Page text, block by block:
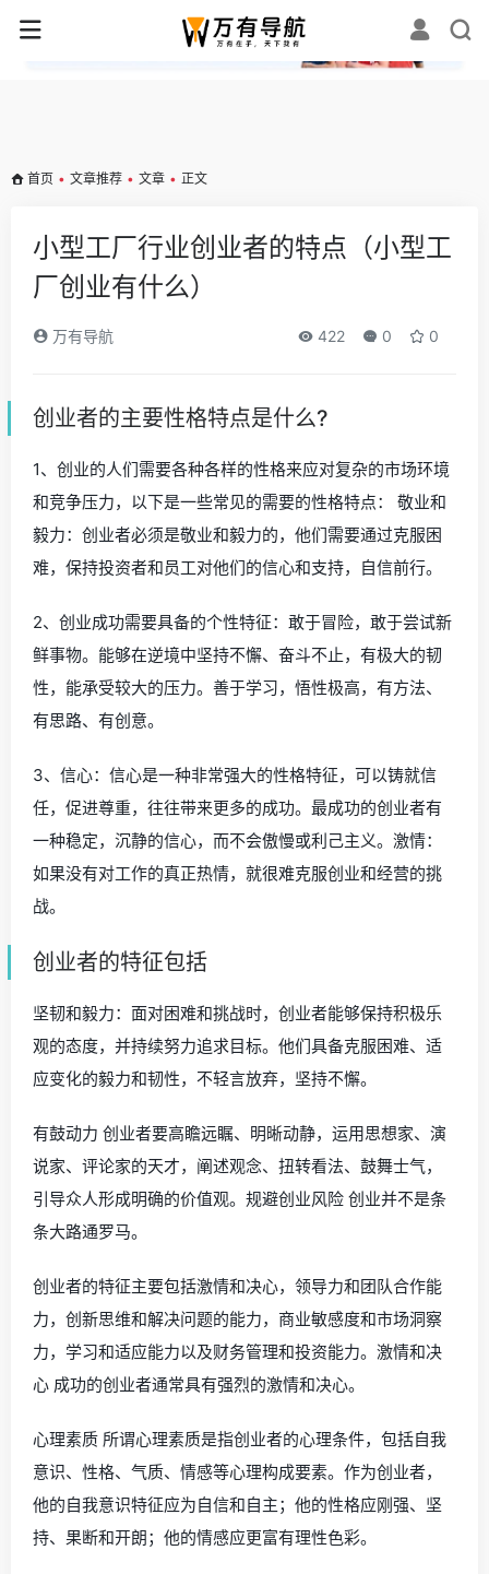
✕
首页 • 文章推荐 • 文章 • 正文
小型工厂行业创业者的特点（小型工
厂创业有什么）
万有导航 422 0 0
创业者的主要性格特点是什么?
1、创业的人们需要各种各样的性格来应对复杂的市场环境
和竞争压力，以下是一些常见的需要的性格特点： 敬业和
毅力：创业者必须是敬业和毅力的，他们需要通过克服困
难，保持投资者和员工对他们的信心和支持，自信前行。
2、创业成功需要具备的个性特征：敢于冒险，敢于尝试新
鲜事物。能够在逆境中坚持不懈、奋斗不止，有极大的韧
性，能承受较大的压力。善于学习，悟性极高，有方法、
有思路、有创意。
3、信心：信心是一种非常强大的性格特征，可以铸就信
任，促进尊重，往往带来更多的成功。最成功的创业者有
一种稳定，沉静的信心，而不会傲慢或利己主义。激情：
如果没有对工作的真正热情，就很难克服创业和经营的挑
战。
创业者的特征包括
坚韧和毅力：面对困难和挑战时，创业者能够保持积极乐
观的态度，并持续努力追求目标。他们具备克服困难、适
应变化的毅力和韧性，不轻言放弃，坚持不懈。
有鼓动力 创业者要高瞻远瞩、明晰动静，运用思想家、演
说家、评论家的天才，阐述观念、扭转看法、鼓舞士气，
引导众人形成明确的价值观。规避创业风险 创业并不是条
条大路通罗马。
创业者的特征主要包括激情和决心，领导力和团队合作能
力，创新思维和解决问题的能力，商业敏感度和市场洞察
力，学习和适应能力以及财务管理和投资能力。激情和决
心 成功的创业者通常具有强烈的激情和决心。
心理素质 所谓心理素质是指创业者的心理条件，包括自我
意识、性格、气质、情感等心理构成要素。作为创业者，
他的自我意识特征应为自信和自主；他的性格应刚强、坚
持、果断和开朗；他的情感应更富有理性色彩。